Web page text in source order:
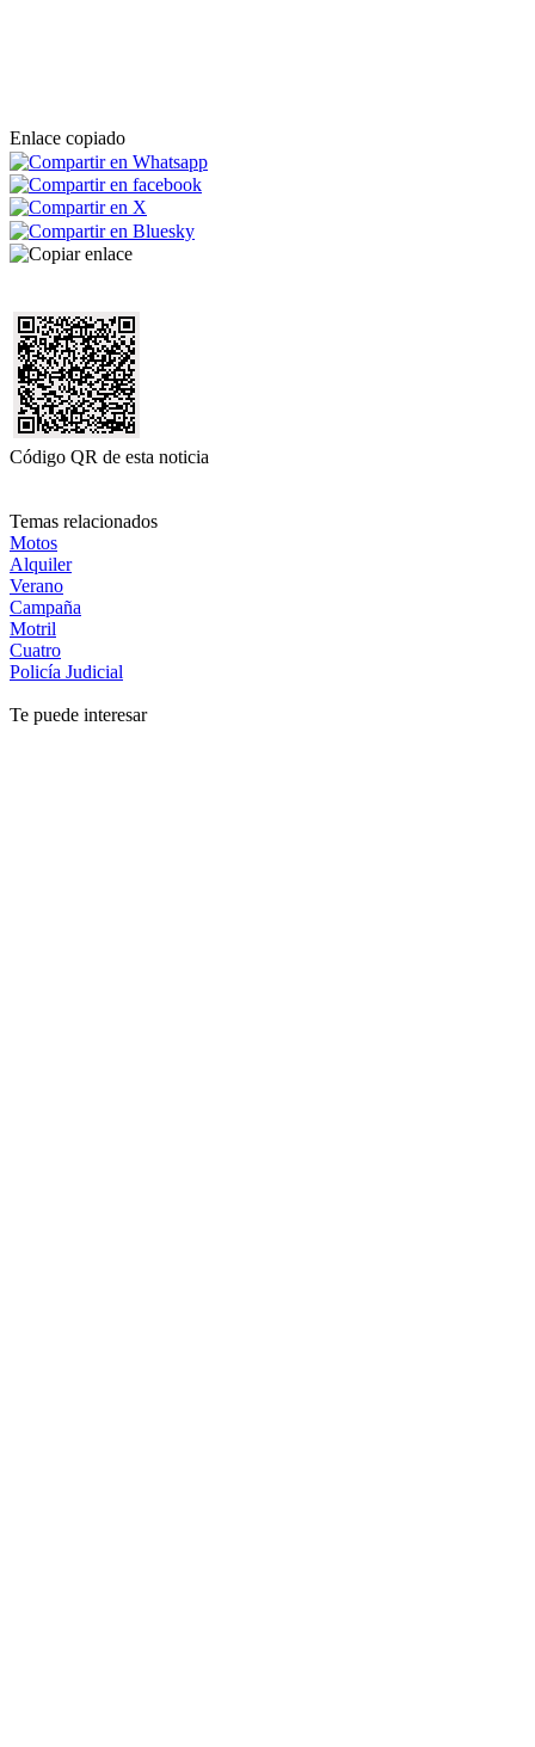
Enlace copiado
Código QR de esta noticia
Temas relacionados
Motos
Alquiler
Verano
Campaña
Motril
Cuatro
Policía Judicial
Te puede interesar